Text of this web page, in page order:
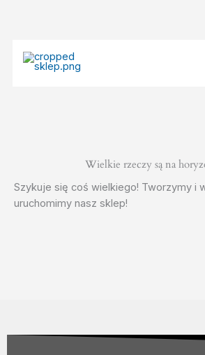
Wielkie rzeczy są na
Szykuje się coś wielkiego! Tworzymy i
uruchomimy nasz sklep!